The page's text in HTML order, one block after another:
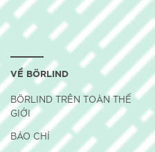
VỀ BÖRLIND
BÖRLIND TRÊN TOÀN THẾ
GIỚI
BÁO CHÍ